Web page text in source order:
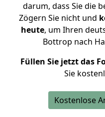
darum, dass Sie die
Zögern Sie nicht und
heute, um Ihren
Bottrop nach
Füllen Sie jetzt das
Sie
Kostenlose